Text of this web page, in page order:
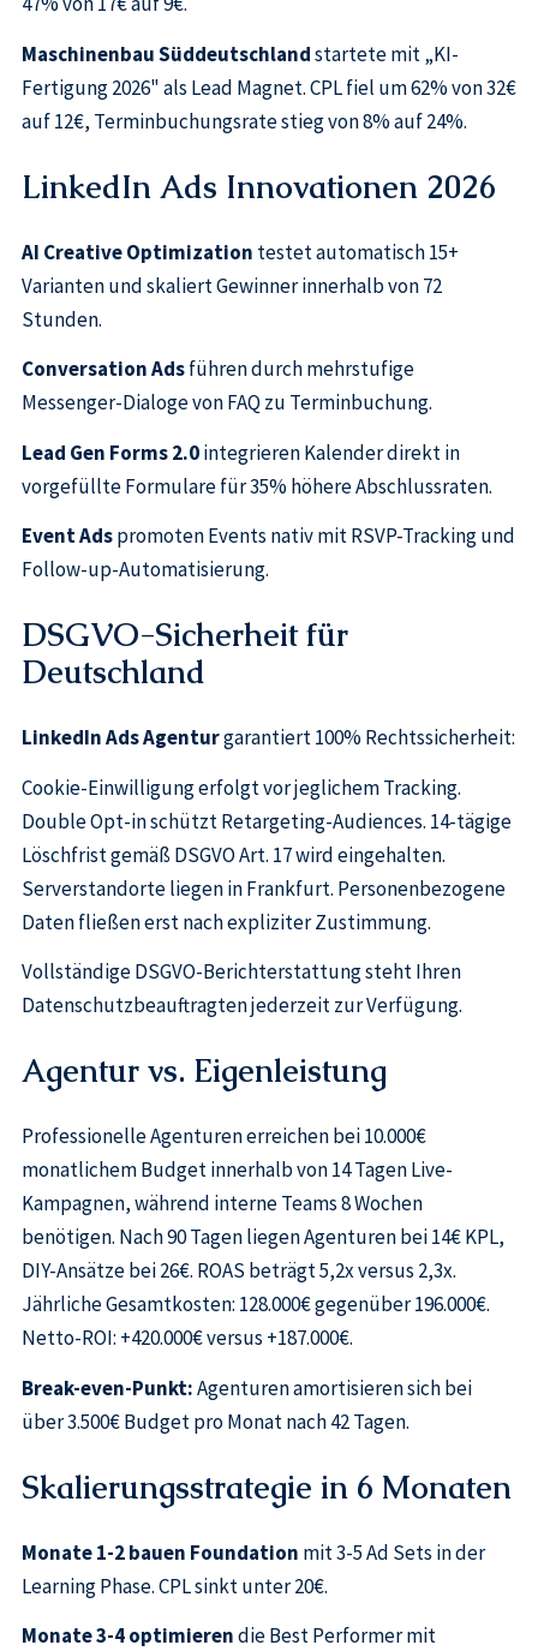
Maschinenbau Süddeutschlandstartete mit „KI-
Fertigung 2026" als Lead Magnet. CPL fiel um 62% von 32€
auf 12€, Terminbuchungsrate stieg von 8% auf 24%.
LinkedIn Ads Innovationen 2026
AI Creative Optimization testet automatisch 15+
Varianten und skaliert Gewinner innerhalb von 72
Stunden.
Conversation Adsführen durch mehrstufige
Messenger-Dialoge von FAQ zu Terminbuchung.
Lead Gen Forms 2.0integrieren Kalender direkt in
vorgefüllte Formulare für 35% höhere Abschlussraten.
Event Adspromoten Events nativ mit RSVP-Tracking und
Follow-up-Automatisierung.
DSGVO-Sicherheit für
Deutschland
LinkedIn Ads Agenturgarantiert 100% Rechtssicherheit:
Cookie-Einwilligung erfolgt vor jeglichem Tracking.
Double Opt-in schützt Retargeting-Audiences. 14-tägige
Löschfrist gemäß DSGVO Art. 17 wird eingehalten.
Serverstandorte liegen in Frankfurt. Personenbezogene
Daten fließen erst nach expliziter Zustimmung.
Vollständige DSGVO-Berichterstattung steht Ihren
Datenschutzbeauftragten jederzeit zur Verfügung.
Agentur vs. Eigenleistung
Professionelle Agenturen erreichen bei 10.000€
monatlichem Budget innerhalb von 14 Tagen Live-
Kampagnen, während interne Teams 8 Wochen
benötigen. Nach 90 Tagen liegen Agenturen bei 14€ KPL,
DIY-Ansätze bei 26€. ROAS beträgt 5,2x versus 2,3x.
Jährliche Gesamtkosten: 128.000€ gegenüber 196.000€.
Netto-ROI: +420.000€ versus +187.000€.
Break-even-Punkt:Agenturen amortisieren sich bei
über 3.500€ Budget pro Monat nach 42 Tagen.
Skalierungsstrategie in 6 Monaten
Monate 1-2 bauen Foundation mit 3-5 Ad Sets in der
Learning Phase. CPL sinkt unter 20€.
Monate 3-4 optimierendie Best Performer mit